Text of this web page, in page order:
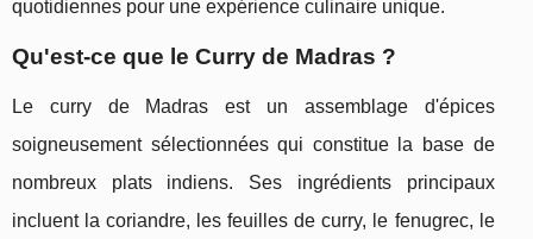
quotidiennes pour une expérience culinaire unique.
Qu'est-ce que le Curry de Madras ?
Le curry de Madras est un assemblage d'épices
soigneusement sélectionnées qui constitue la base de
nombreux plats indiens. Ses ingrédients principaux
incluent la coriandre, les feuilles de curry, le fenugrec, le